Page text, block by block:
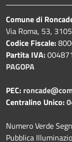
Comune di
Via Roma, 53,
Codice Fiscale:
Partita IVA:
PAGOPA
PEC:
Centralino Unico:
Numero Verde
Pubblica